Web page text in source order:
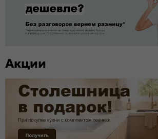
Акции